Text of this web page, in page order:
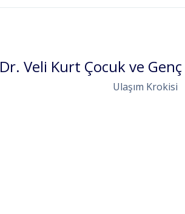
Dr. Veli Kurt Çocuk ve
Ulaşım Krokisi